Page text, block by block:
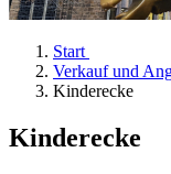
Start
Verkauf und
Kinderecke
Kinderecke